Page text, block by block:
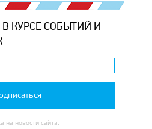
В КУРСЕ СОБЫТИЙ И
на новости сайта.